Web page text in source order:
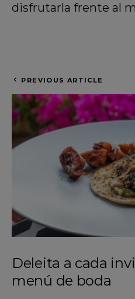
disfrutarla frente al
PREVIOUS ARTICLE
Deleita a cada
menú de boda